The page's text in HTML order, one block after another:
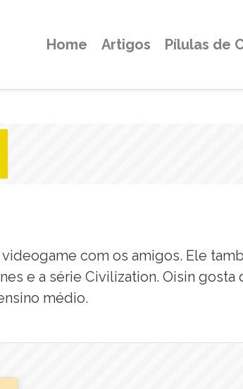
Home Artigos Pílulas de
com os amigos. Ele
e a série Civilization. Oisin
médio.